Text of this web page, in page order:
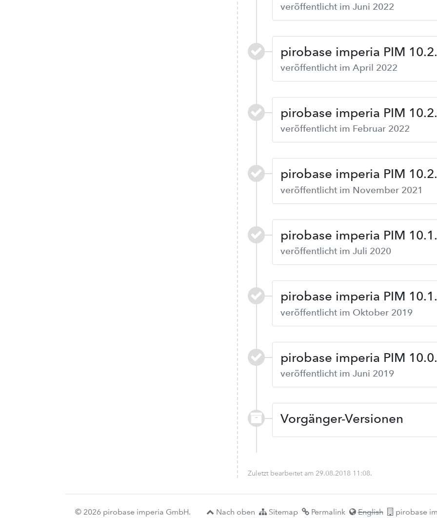
veröffentlicht im Juni 2022
pirobase imperia PIM
veröffentlicht im April 2022
pirobase imperia PIM
veröffentlicht im Februar 2022
pirobase imperia PIM
veröffentlicht im November 2021
pirobase imperia PIM
veröffentlicht im Juli 2020
pirobase imperia PIM
veröffentlicht im Oktober 2019
pirobase imperia PIM
veröffentlicht im Juni 2019
Vorgänger-Versionen
Zuletzt bearbeitet am 29.08.2018 11:08.
© 2026 pirobase imperia GmbH. Nach oben Sitemap Permalink English pirobase